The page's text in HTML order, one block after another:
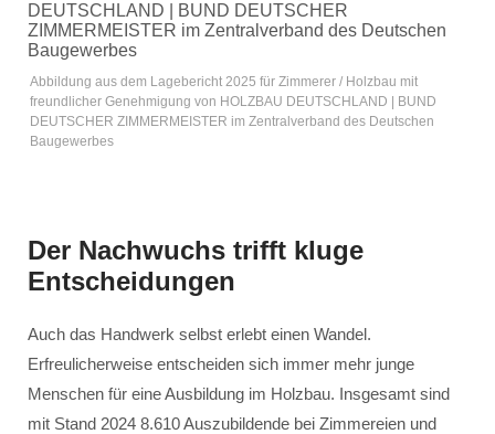
Abbildung aus dem Lagebericht 2025 für Zimmerer / Holzbau mit
freundlicher Genehmigung von HOLZBAU DEUTSCHLAND | BUND
DEUTSCHER ZIMMERMEISTER im Zentralverband des Deutschen
Baugewerbes
Der Nachwuchs trifft kluge
Entscheidungen
Auch das Handwerk selbst erlebt einen Wandel.
Erfreulicherweise entscheiden sich immer mehr junge
Menschen für eine Ausbildung im Holzbau. Insgesamt sind
mit Stand 2024 8.610 Auszubildende bei Zimmereien und